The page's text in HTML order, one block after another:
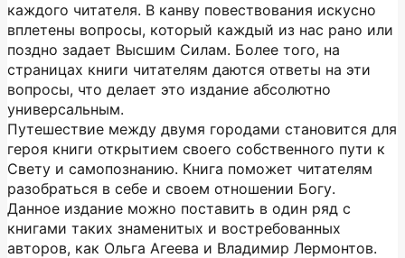
каждого читателя. В канву повествования искусно
вплетены вопросы, который каждый из нас рано или
поздно задает Высшим Силам. Более того, на
страницах книги читателям даются ответы на эти
вопросы, что делает это издание абсолютно
универсальным.
Путешествие между двумя городами становится для
героя книги открытием своего собственного пути к
Свету и самопознанию. Книга поможет читателям
разобраться в себе и своем отношении Богу.
Данное издание можно поставить в один ряд с
книгами таких знаменитых и востребованных
авторов, как Ольга Агеева и Владимир Лермонтов.